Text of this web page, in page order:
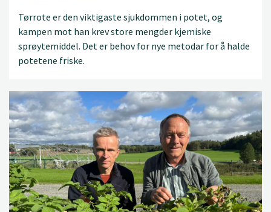
Tørrote er den viktigaste sjukdommen i potet, og
kampen mot han krev store mengder kjemiske
sprøytemiddel. Det er behov for nye metodar for å halde
potetene friske.